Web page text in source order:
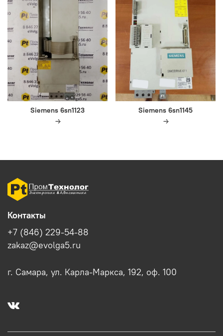
Siemens 6sn1123 Siemens 6sn1145
Контакты
+7 (846) 229-54-88
zakaz@evolga5.ru
г. Самара, ул. Карла-Маркса, 192, оф. 100